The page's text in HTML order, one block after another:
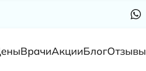
ВрачиАкцииБлогОтзывы